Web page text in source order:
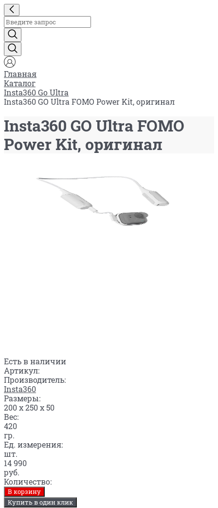
Главная
Каталог
Insta360 Go Ultra
Insta360 GO Ultra FOMO Power Kit, оригинал
Insta360 GO Ultra FOMO
Power Kit, оригинал
Есть в наличии
Артикул:
Производитель:
Insta360
Размеры:
200 x 250 x 50
Вес:
420
гр.
Ед. измерения:
шт.
14 990
руб.
Количество:
В корзину
Купить в один клик